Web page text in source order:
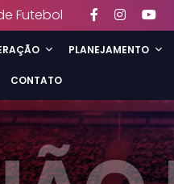
Futebol
PLANEJAMENTO
CONTATO